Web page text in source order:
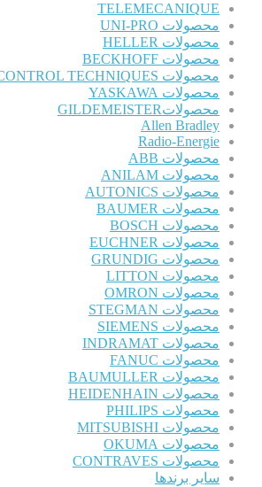
TELEMECANIQUE
محصولات UNI-PRO
محصولات HELLER
محصولات BECKHOFF
محصولات CONTROL TECHNIQUES
محصولات YASKAWA
محصولاتGILDEMEISTER
Allen Bradley
Radio-Energie
محصولات ABB
محصولات ANILAM
محصولات AUTONICS
محصولات BAUMER
محصولات BOSCH
محصولات EUCHNER
محصولات GRUNDIG
محصولات LITTON
محصولات OMRON
محصولات STEGMAN
محصولات SIEMENS
محصولات INDRAMAT
محصولات FANUC
محصولات BAUMULLER
محصولات HEIDENHAIN
محصولات PHILIPS
محصولات MITSUBISHI
محصولات OKUMA
محصولات CONTRAVES
سایر برندها